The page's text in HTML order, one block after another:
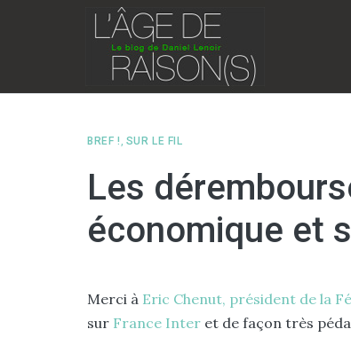
to
BREF ! , SUR LE FIL
Les
économique et
Merci à Eric Chenut, président de la
sur France Inter et de façon très